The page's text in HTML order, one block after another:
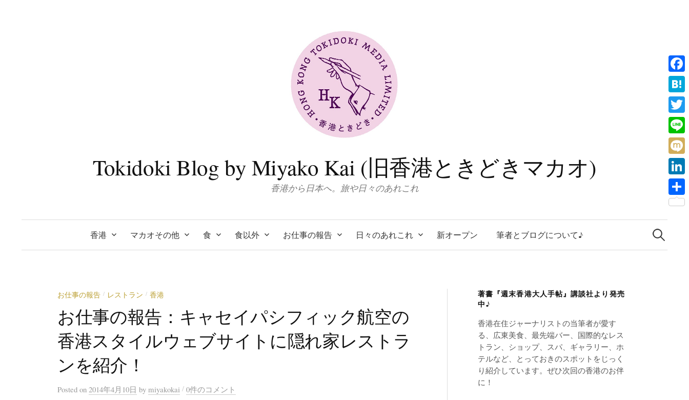
Tokidoki Blog by Miyako Kai (旧香港ときどきマカオ)
香港から日本へ。旅や日々のあれこれ
香港 マカオその他 食 食以外 お仕事の報告 日々のあれこれ 新オープン 筆者とブログについて♪
検
索:
お仕事の報告 / レストラン / 香港
お仕事の報告：キャセイパシフィック航空の
香港スタイルウェブサイトに隠れ家レストラ
ンを紹介！
Posted on 2014年4月10日 by miyakokai / 0件のコメント
著書『週末香港大人手帖』講談社より発売
中♪
香港在住ジャーナリストの当筆者が愛す
る、広東美食、最先端バー、国際的なレス
トラン、ショップ、スパ、ギャラリー、ホ
テルなど、とっておきのスポットをじっく
り紹介しています。ぜひ次回の香港のお伴
に！
F
a
c
e
b
o
o
k
H
a
t
e
n
a
T
w
i
t
e
L
i
n
e
M
i
x
L
i
共